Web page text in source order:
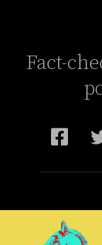
Fact-